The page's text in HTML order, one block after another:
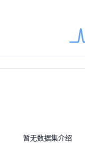
暂无数据集介绍